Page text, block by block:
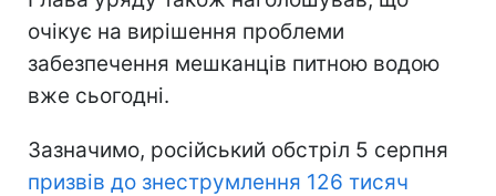
очікує на вирішення проблеми
забезпечення мешканців питною водою
вже сьогодні.
Зазначимо, російський обстріл 5 серпня
призвів до знеструмлення 126 тисяч